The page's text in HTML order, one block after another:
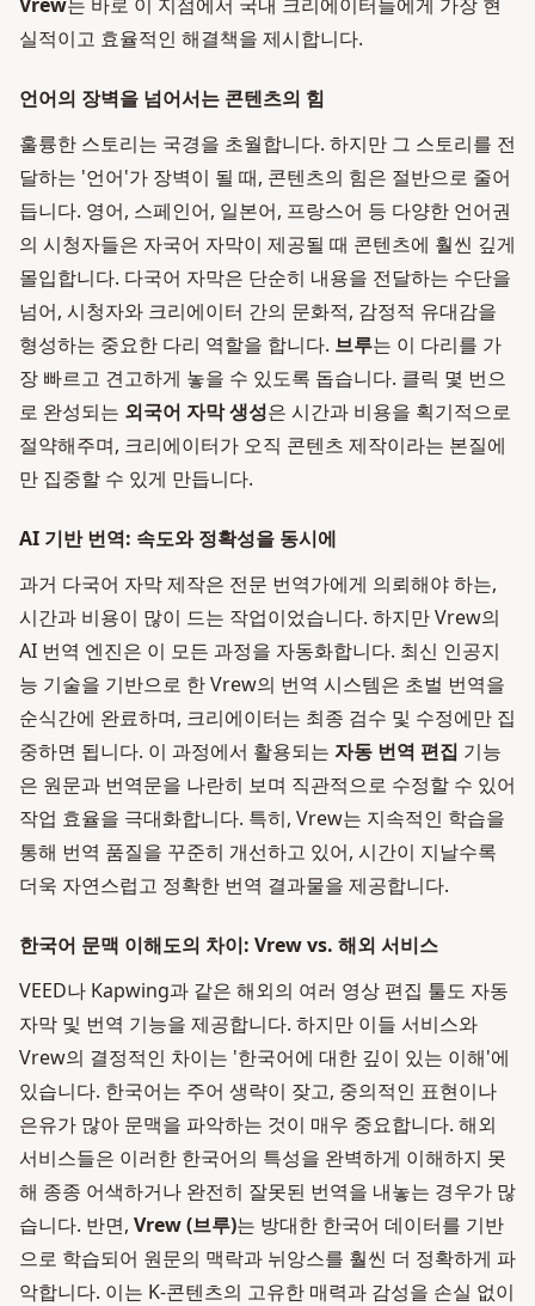
실적이고 효율적인 해결책을 제시합니다.
언어의 장벽을 넘어서는 콘텐츠의 힘
훌륭한 스토리는 국경을 초월합니다. 하지만 그 스토리를 전
달하는 '언어'가 장벽이 될 때, 콘텐츠의 힘은 절반으로 줄어
듭니다. 영어, 스페인어, 일본어, 프랑스어 등 다양한 언어권
의 시청자들은 자국어 자막이 제공될 때 콘텐츠에 훨씬 깊게
몰입합니다. 다국어 자막은 단순히 내용을 전달하는 수단을
넘어, 시청자와 크리에이터 간의 문화적, 감정적 유대감을
형성하는 중요한 다리 역할을 합니다. 브루는 이 다리를 가
장 빠르고 견고하게 놓을 수 있도록 돕습니다. 클릭 몇 번으
로 완성되는 외국어 자막 생성은 시간과 비용을 획기적으로
절약해주며, 크리에이터가 오직 콘텐츠 제작이라는 본질에
만 집중할 수 있게 만듭니다.
AI 기반 번역: 속도와 정확성을 동시에
과거 다국어 자막 제작은 전문 번역가에게 의뢰해야 하는,
시간과 비용이 많이 드는 작업이었습니다. 하지만 Vrew의
AI 번역 엔진은 이 모든 과정을 자동화합니다. 최신 인공지
능 기술을 기반으로 한 Vrew의 번역 시스템은 초벌 번역을
순식간에 완료하며, 크리에이터는 최종 검수 및 수정에만 집
중하면 됩니다. 이 과정에서 활용되는 자동 번역 편집 기능
은 원문과 번역문을 나란히 보며 직관적으로 수정할 수 있어
작업 효율을 극대화합니다. 특히, Vrew는 지속적인 학습을
통해 번역 품질을 꾸준히 개선하고 있어, 시간이 지날수록
더욱 자연스럽고 정확한 번역 결과물을 제공합니다.
한국어 문맥 이해도의 차이: Vrew vs. 해외 서비스
VEED나 Kapwing과 같은 해외의 여러 영상 편집 툴도 자동
자막 및 번역 기능을 제공합니다. 하지만 이들 서비스와
Vrew의 결정적인 차이는 '한국어에 대한 깊이 있는 이해'에
있습니다. 한국어는 주어 생략이 잦고, 중의적인 표현이나
은유가 많아 문맥을 파악하는 것이 매우 중요합니다. 해외
서비스들은 이러한 한국어의 특성을 완벽하게 이해하지 못
해 종종 어색하거나 완전히 잘못된 번역을 내놓는 경우가 많
습니다. 반면, Vrew (브루)는 방대한 한국어 데이터를 기반
으로 학습되어 원문의 맥락과 뉘앙스를 훨씬 더 정확하게 파
악합니다. 이는 K-콘텐츠의 고유한 매력과 감성을 손실 없이